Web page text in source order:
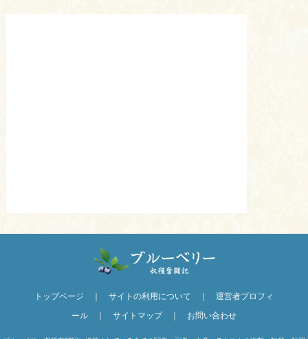
トップページ サイトの利用について
運営者プロフィ
ール｜ サイトマップ｜ お問い合わせ